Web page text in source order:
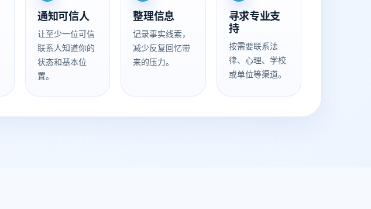
通知可信人
让至少一位可信
联系人知道你的
状态和基本位
置。
整理信息
记录事实线索，
减少反复回忆带
来的压力。
寻求专业支
持
按需要联系法
律、心理、学校
或单位等渠道。